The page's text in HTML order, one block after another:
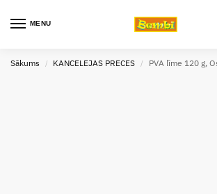
MENU
Sākums / KANCELEJAS PRECES / PVA līme 120 g,